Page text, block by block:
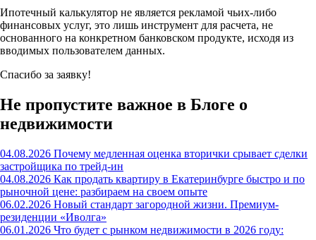
Ипотечный калькулятор не является рекламой чьих-либо
финансовых услуг, это лишь инструмент для расчета, не
основанного на конкретном банковском продукте, исходя из
вводимых пользователем данных.
Спасибо за заявку!
Не пропустите важное в Блоге о
недвижимости
04.08.2026 Почему медленная оценка вторички срывает сделки
застройщика по трейд-ин
04.08.2026 Как продать квартиру в Екатеринбурге быстро и по
рыночной цене: разбираем на своем опыте
06.02.2026 Новый стандарт загородной жизни. Премиум-
резиденции «Иволга»
06.01.2026 Что будет с рынком недвижимости в 2026 году: